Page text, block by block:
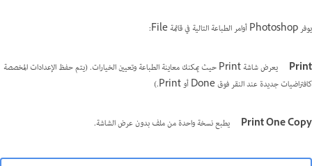
يوفر Photoshop أوامر الطباعة التالية في قائمة File:
Print
يعرض شاشة Print حيث يمكنك معاينة الطباعة وتعيين الخيارات. (يتم حفظ الإعدادات المخصصة
كافتراضيات جديدة عند النقر فوق Done أو Print.)
Print One Copy يطبع نسخة واحدة من ملف بدون عرض الشاشة.